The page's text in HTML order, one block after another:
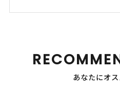
あなたにオ